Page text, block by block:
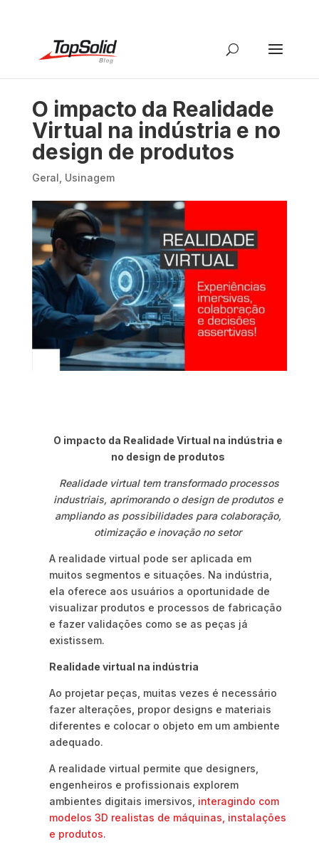
O impacto da Realidade
Virtual na indústria e no
design de produtos
Geral Usinagem
O impacto da Realidade Virtual na indústria e
no design de produtos
Realidade virtual tem transformado processos
industriais, aprimorando o design de produtos e
ampliando as possibilidades para colaboração,
otimização e inovação no setor
A realidade virtual pode ser aplicada em
muitos segmentos e situações. Na indústria,
ela oferece aos usuários a oportunidade de
visualizar produtos e processos de fabricação
e fazer validações como se as peças já
existissem.
Realidade virtual na indústria
Ao projetar peças, muitas vezes é necessário
fazer alterações, propor designs e materiais
diferentes e colocar o objeto em um ambiente
adequado.
A realidade virtual permite que designers,
engenheiros e profissionais explorem
ambientes digitais imersivos, interagindo com
modelos 3D realistas de máquinas, instalações
e produtos.